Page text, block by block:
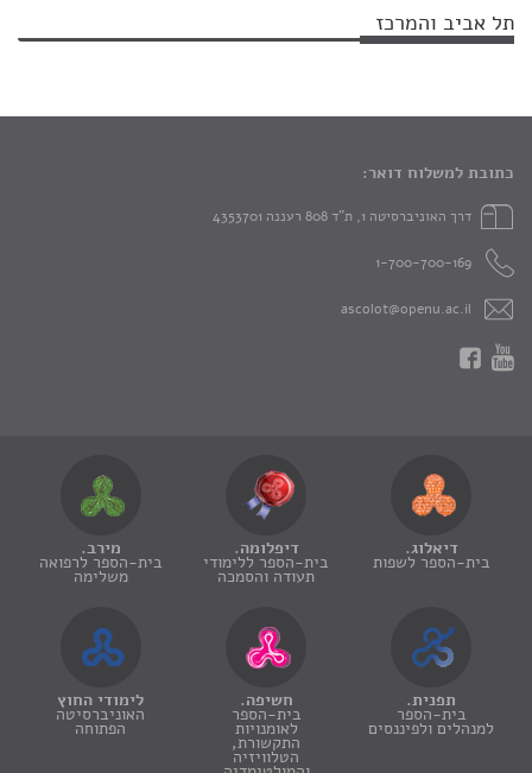
תל אביב והמרכז
כתובת למשלוח דואר:
דרך האוניברסיטה 1, ת"ד 808 רעננה 4353701
1-700-700-169
ascolot@openu.ac.il
דיאלוג.
בית-הספר לשפות
דיפלומה.
בית-הספר ללימודי
תעודה והסמכה
מירב.
בית-הספר לרפואה
משלימה
תפנית.
בית-הספר
למנהלים ולפיננסים
חשיפה.
בית-הספר
לאומנויות
התקשורת,
הטלוויזיה
לימודי החוץ
האוניברסיטה
הפתוחה